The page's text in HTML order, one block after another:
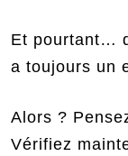
Et pourtant…
a toujours un
Alors ?
Vérifiez